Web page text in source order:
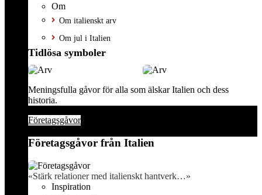
Om
Om italienskt arv
Om jul i Italien
Tidlösa symboler
Meningsfulla gåvor för alla som älskar Italien och dess
historia.
Företagsgåvor
Företagsgåvor från Italien
«Stärk relationer med italienskt hantverk…»
Inspiration